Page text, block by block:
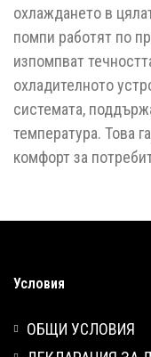
охлаждането в
помпи работят по
изпомпват
охладителното
системата,
температура. Това
комфорт за
Условия
ОБЩИ УСЛОВИЯ